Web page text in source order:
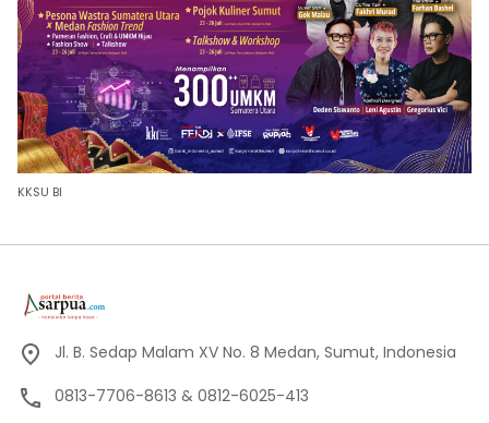
KKSU BI
Jl. B. Sedap Malam XV No. 8 Medan, Sumut, Indonesia
0813-7706-8613 & 0812-6025-413